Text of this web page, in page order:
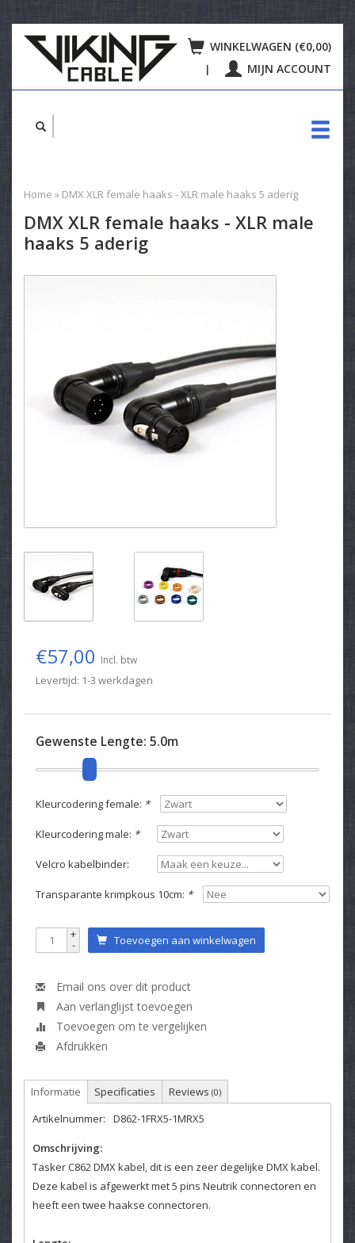
WINKELWAGEN (€0,00)
| MIJN ACCOUNT
Home » DMX XLR female haaks - XLR male haaks 5 aderig
DMX XLR female haaks - XLR male
haaks 5 aderig
€57,00 Incl. btw
Levertijd: 1-3 werkdagen
Gewenste Lengte: 5.0m
Kleurcodering female: *
Kleurcodering male: *
Velcro kabelbinder:
Transparante krimpkous 10cm: *
+
- Toevoegen aan winkelwagen
Email ons over dit product
Aan verlanglijst toevoegen
Toevoegen om te vergelijken
Afdrukken
Informatie Specificaties Reviews (0)
Artikelnummer: D862-1FRX5-1MRX5
Omschrijving:
Tasker C862 DMX kabel, dit is een zeer degelijke DMX kabel.
Deze kabel is afgewerkt met 5 pins Neutrik connectoren en
heeft een twee haakse connectoren.